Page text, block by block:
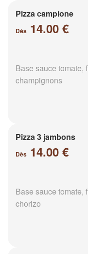
Pizza campione
Dès 14.00 €
Base sauce tomate,
champignons
Pizza 3 jambons
Dès 14.00 €
Base sauce tomate,
chorizo